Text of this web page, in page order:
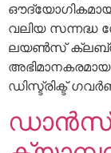
വലിയ സന്നദ്ധ
ലയൺസ് ക്ലബ്സ്
ഡിസ്ട്രിക്ട്
ഡാൻസ്